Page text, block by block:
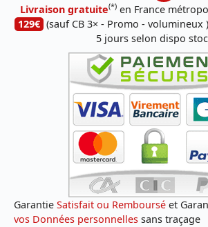
Livraison gratuite(*) en France
129€ (sauf CB 3× - Promo - volumineux )
5 jours selon dispo
Garantie Satisfait ou Remboursé et
vos Données personnelles sans traçage